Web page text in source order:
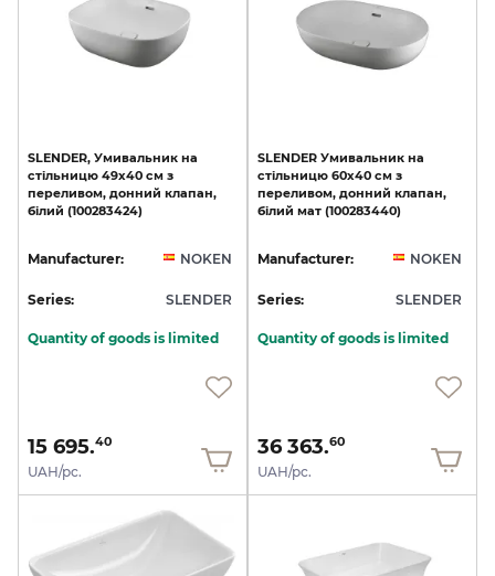
SLENDER, Умивальник на
стільницю 49x40 см з
переливом, донний клапан,
білий (100283424)
Manufacturer: NOKEN
Series: SLENDER
Quantity of goods is limited
15 695.40
UAH/pc.
SLENDER Умивальник на
стільницю 60x40 см з
переливом, донний клапан,
білий мат (100283440)
Manufacturer: NOKEN
Series: SLENDER
Quantity of goods is limited
36 363.60
UAH/pc.